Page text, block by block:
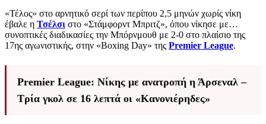
«Τέλος» στο αρνητικό σερί των περίπου 2,5 μηνών χωρίς νίκη
έβαλε η Τσέλσι στο «Στάμφορντ Μπριτζ», όπου νίκησε με…
συνοπτικές διαδικασίες την Μπόρνμουθ με 2-0 στο πλαίσιο της
17ης αγωνιστικής, στην «Boxing Day» της Premier League.
Premier League: Νίκης με ανατροπή η Άρσεναλ –
Τρία γκολ σε 16 λεπτά οι «Κανονιέρηδες»